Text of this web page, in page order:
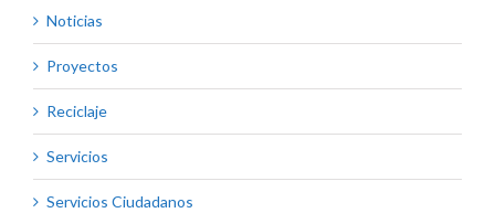
Noticias
Proyectos
Reciclaje
Servicios
Servicios Ciudadanos